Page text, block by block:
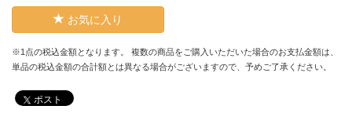
お気に入り
※1点の税込金額となります。 複数の商品をご購入いただいた場合のお支払金額は、
単品の税込金額の合計額とは異なる場合がございますので、予めご了承ください。
ポスト